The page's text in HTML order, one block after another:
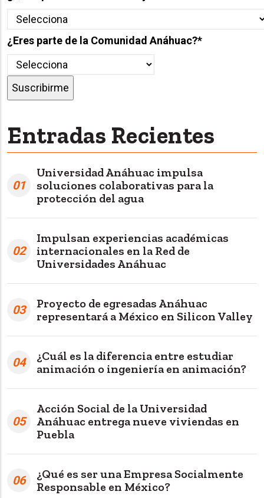
¿Eres parte de la Comunidad Anáhuac?*
Entradas Recientes
01
Universidad Anáhuac impulsa
soluciones colaborativas para la
protección del agua
02
Impulsan experiencias académicas
internacionales en la Red de
Universidades Anáhuac
03
Proyecto de egresadas Anáhuac
representará a México en Silicon Valley
04
¿Cuál es la diferencia entre estudiar
animación o ingeniería en animación?
05
Acción Social de la Universidad
Anáhuac entrega nueve viviendas en
Puebla
06
¿Qué es ser una Empresa Socialmente
Responsable en México?